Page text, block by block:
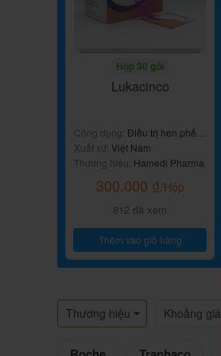
Hộp 30 gói
Lukacinco
Công dụng: Điều trị hen phế
quản mãn tính
Xuất xứ: Việt Nam
Thương hiệu: Hamedi Pharma
300.000 ₫/Hộp
812 đã xem
Thêm vào giỏ hàng
Thương hiệu Khoảng giá